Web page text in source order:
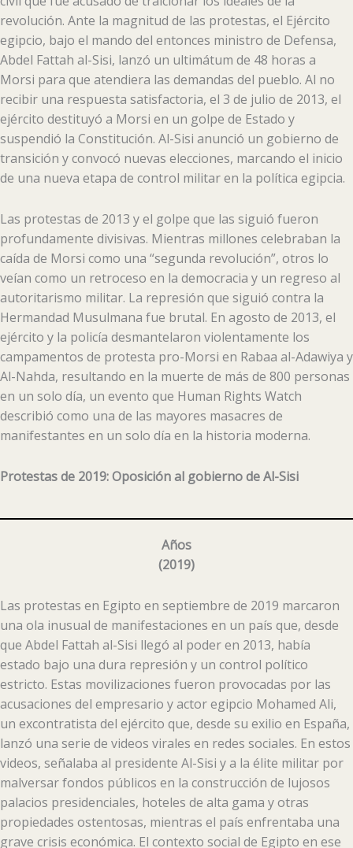
revolución. Ante la magnitud de las protestas, el Ejército
egipcio, bajo el mando del entonces ministro de Defensa,
Abdel Fattah al-Sisi, lanzó un ultimátum de 48 horas a
Morsi para que atendiera las demandas del pueblo. Al no
recibir una respuesta satisfactoria, el 3 de julio de 2013, el
ejército destituyó a Morsi en un golpe de Estado y
suspendió la Constitución. Al-Sisi anunció un gobierno de
transición y convocó nuevas elecciones, marcando el inicio
de una nueva etapa de control militar en la política egipcia.
Las protestas de 2013 y el golpe que las siguió fueron
profundamente divisivas. Mientras millones celebraban la
caída de Morsi como una “segunda revolución”, otros lo
veían como un retroceso en la democracia y un regreso al
autoritarismo militar. La represión que siguió contra la
Hermandad Musulmana fue brutal. En agosto de 2013, el
ejército y la policía desmantelaron violentamente los
campamentos de protesta pro-Morsi en Rabaa al-Adawiya y
Al-Nahda, resultando en la muerte de más de 800 personas
en un solo día, un evento que Human Rights Watch
describió como una de las mayores masacres de
manifestantes en un solo día en la historia moderna.
Protestas de 2019: Oposición al gobierno de Al-Sisi
Años
(2019)
Las protestas en Egipto en septiembre de 2019 marcaron
una ola inusual de manifestaciones en un país que, desde
que Abdel Fattah al-Sisi llegó al poder en 2013, había
estado bajo una dura represión y un control político
estricto. Estas movilizaciones fueron provocadas por las
acusaciones del empresario y actor egipcio Mohamed Ali,
un excontratista del ejército que, desde su exilio en España,
lanzó una serie de videos virales en redes sociales. En estos
videos, señalaba al presidente Al-Sisi y a la élite militar por
malversar fondos públicos en la construcción de lujosos
palacios presidenciales, hoteles de alta gama y otras
propiedades ostentosas, mientras el país enfrentaba una
grave crisis económica. El contexto social de Egipto en ese